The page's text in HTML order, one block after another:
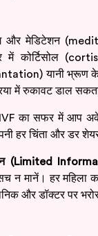
और मेडिटेशन
कोर्टिसोल
यानी भ्रूण के
में रुकावट डाल
का सफर में आप
हर चिंता और डर
(Limited
न मानें। हर महिला
और डॉक्टर पर